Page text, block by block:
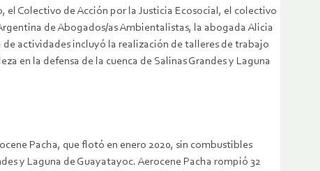
Colectivo de Acción por la Justicia Ecosocial, el colectivo
de Abogados/as Ambientalistas, la abogada Alicia
de actividades incluyó la realización de talleres de trabajo
en la defensa de la cuenca de Salinas Grandes y Laguna
Pacha, que flotó en enero 2020, sin combustibles
y Laguna de Guayatayoc. Aerocene Pacha rompió 32